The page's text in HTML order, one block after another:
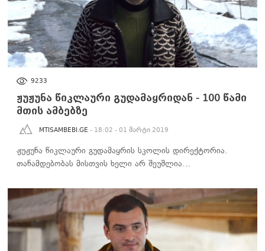
9233
ჟუჟუნა წიკლაური გუდამაყრიდან - 100 წამი
მთის ამბებზე
MTISAMBEBI.GE - 18:02 - 01 მარტი 2019
ჟუჟუნა წიკლაური გუდამაყრის სკოლის დირექტორია.
თანამდებობას მისთვის ხელი არ შეუშლია…